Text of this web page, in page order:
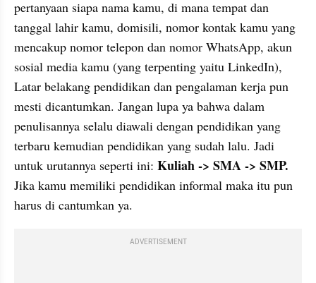
pertanyaan siapa nama kamu, di mana tempat dan
tanggal lahir kamu, domisili, nomor kontak kamu yang
mencakup nomor telepon dan nomor WhatsApp, akun
sosial media kamu (yang terpenting yaitu LinkedIn),
Latar belakang pendidikan dan pengalaman kerja pun
mesti dicantumkan. Jangan lupa ya bahwa dalam
penulisannya selalu diawali dengan pendidikan yang
terbaru kemudian pendidikan yang sudah lalu. Jadi
untuk urutannya seperti ini: Kuliah -> SMA -> SMP.
Jika kamu memiliki pendidikan informal maka itu pun
harus di cantumkan ya.
ADVERTISEMENT